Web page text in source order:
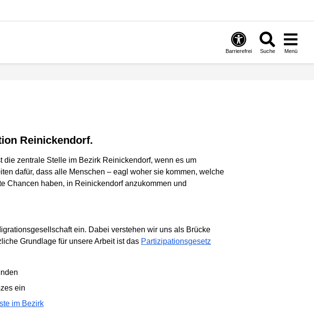
Barrierefrei Suche Menü
Reinickendorf.
zentrale Stelle im Bezirk Reinickendorf, wenn es um
dafür, dass alle Menschen – eagl woher sie kommen, welche
Chancen haben, in Reinickendorf anzukommen und
ein. Dabei verstehen wir uns als Brücke
Grundlage für unsere Arbeit ist das Partizipationsgesetz
ein
im Bezirk